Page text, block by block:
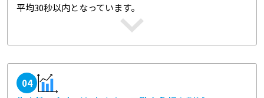
平均30秒以内となっています。
04